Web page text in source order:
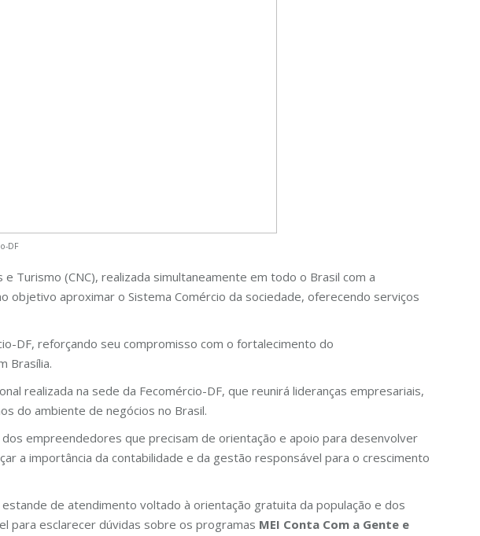
DF
Turismo (CNC), realizada simultaneamente em todo o Brasil com a
objetivo aproximar o Sistema Comércio da sociedade, oferecendo serviços
DF, reforçando seu compromisso com o fortalecimento do
Brasília.
realizada na sede da Fecomércio-DF, que reunirá lideranças empresariais,
do ambiente de negócios no Brasil.
dos empreendedores que precisam de orientação e apoio para desenvolver
a importância da contabilidade e da gestão responsável para o crescimento
de atendimento voltado à orientação gratuita da população e dos
para esclarecer dúvidas sobre os programas MEI Conta Com a Gente e